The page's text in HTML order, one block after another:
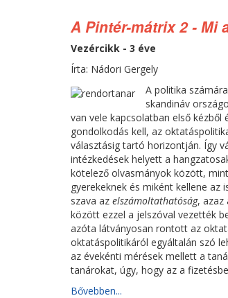
A Pintér-mátrix 2 - Mi
Vezércikk - 3 éve
Írta: Nádori Gergely
A politika
skandináv
van vele kapcsolatban első
gondolkodás kell, az
választásig tartó horizontján. Így
intézkedések helyett a
kötelező olvasmányok között,
gyerekeknek és miként kellene az
szava az elszámoltathatóság, azaz
között ezzel a jelszóval vezették
azóta látványosan rontott az
oktatáspolitikáról egyáltalán szó
az évekénti mérések mellett a
tanárokat, úgy, hogy az a
Bővebben...